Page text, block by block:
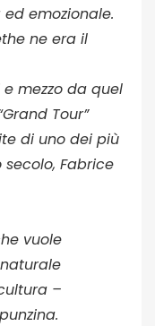
emozionale.
ne era il
mezzo da quel
Tour”
di uno dei più
Fabrice
vuole
–